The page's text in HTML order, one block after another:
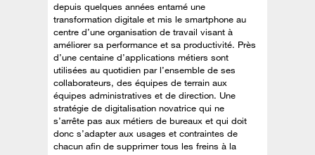
depuis quelques années entamé une
transformation digitale et mis le smartphone au
centre d’une organisation de travail visant à
améliorer sa performance et sa productivité. Près
d’une centaine d’applications métiers sont
utilisées au quotidien par l’ensemble de ses
collaborateurs, des équipes de terrain aux
équipes administratives et de direction. Une
stratégie de digitalisation novatrice qui ne
s’arrête pas aux métiers de bureaux et qui doit
donc s’adapter aux usages et contraintes de
chacun afin de supprimer tous les freins à la